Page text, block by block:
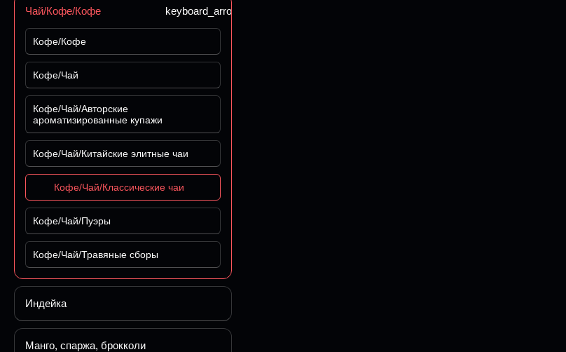
Чай/Кофе/Кофе keyboard_arrow_down
Кофе/Кофе
Кофе/Чай
Кофе/Чай/Авторские
ароматизированные купажи
Кофе/Чай/Китайские элитные чаи
Кофе/Чай/Классические чаи
Кофе/Чай/Пуэры
Кофе/Чай/Травяные сборы
Индейка
Манго, спаржа, брокколи